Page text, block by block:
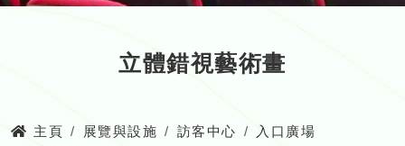
立體錯視藝術畫
主頁 展覽與設施 訪客中心
入口廣場